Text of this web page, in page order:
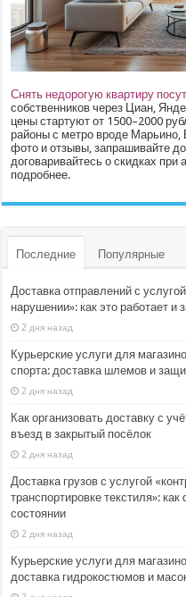
Снять недорогую квартиру
собственников через Циан,
цены стартуют от 1500–2000
районы с метро вроде
фото и отзывы, запрашивайте
договаривайтесь о скидках при
подробнее.
Последние Популярные
Доставка отправлений с
нарушении»: как это работает и
2 дня назад
Курьерские услуги для
спорта: доставка шлемов и
2 дня назад
Как организовать доставку с
въезд в закрытый посёлок
2 дня назад
Доставка грузов с услугой
транспортировке текстиля»:
состоянии
2 дня назад
Курьерские услуги для
доставка гидрокостюмов и